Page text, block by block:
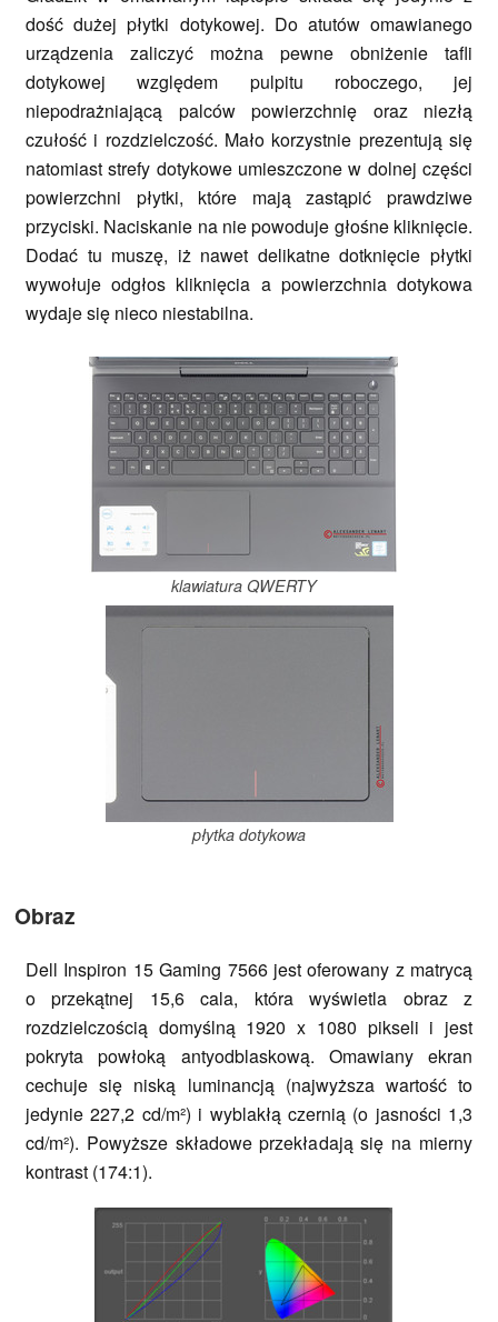
dość dużej płytki dotykowej. Do atutów omawianego
urządzenia zaliczyć można pewne obniżenie tafli
dotykowej względem pulpitu roboczego, jej
niepodrażniającą palców powierzchnię oraz niezłą
czułość i rozdzielczość. Mało korzystnie prezentują się
natomiast strefy dotykowe umieszczone w dolnej części
powierzchni płytki, które mają zastąpić prawdziwe
przyciski. Naciskanie na nie powoduje głośne kliknięcie.
Dodać tu muszę, iż nawet delikatne dotknięcie płytki
wywołuje odgłos kliknięcia a powierzchnia dotykowa
wydaje się nieco niestabilna.
klawiatura QWERTY
płytka dotykowa
Obraz
Dell Inspiron 15 Gaming 7566 jest oferowany z matrycą
o przekątnej 15,6 cala, która wyświetla obraz z
rozdzielczością domyślną 1920 x 1080 pikseli i jest
pokryta powłoką antyodblaskową. Omawiany ekran
cechuje się niską luminancją (najwyższa wartość to
jedynie 227,2 cd/m²) i wyblakłą czernią (o jasności 1,3
cd/m²). Powyższe składowe przekładają się na mierny
kontrast (174:1).